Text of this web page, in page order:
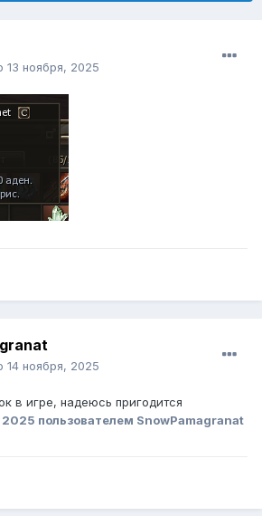
13 ноября, 2025
14 ноября, 2025
в игре, надеюсь пригодится
2025 пользователем SnowPamagranat